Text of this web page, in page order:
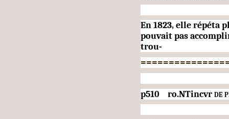
En 1823, elle répéta
pouvait pas
trou-
p510 ro.NTincvrde